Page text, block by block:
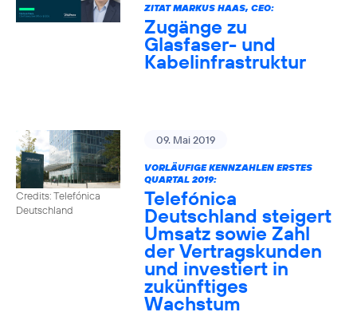
ZITAT MARKUS HAAS, CEO:
Zugänge zu
Glasfaser- und
Kabelinfrastruktur
Credits: Telefónica
Deutschland
09. Mai 2019
VORLÄUFIGE KENNZAHLEN ERSTES
QUARTAL 2019:
Telefónica
Deutschland steigert
Umsatz sowie Zahl
der Vertragskunden
und investiert in
zukünftiges
Wachstum